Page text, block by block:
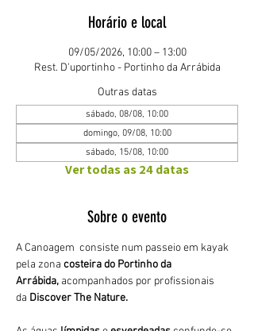
Horário e local
09/05/2026, 10:00 – 13:00
Rest. D'uportinho - Portinho da Arrábida
Outras datas
sábado, 08/08, 10:00
domingo, 09/08, 10:00
sábado, 15/08, 10:00
Ver todas as 24 datas
Sobre o evento
A Canoagem  consiste num passeio em kayak
pela zona costeira do Portinho da
Arrábida, acompanhados por profissionais
da Discover The Nature.